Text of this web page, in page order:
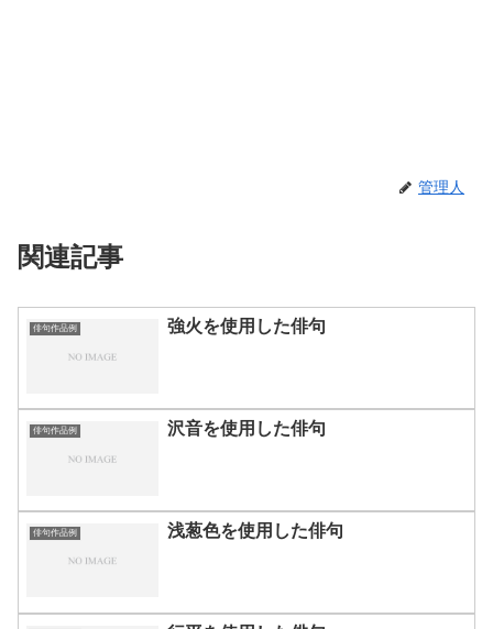
管理人
関連記事
俳句作品例 強火を使用した俳句
俳句作品例 沢音を使用した俳句
俳句作品例 浅葱色を使用した俳句